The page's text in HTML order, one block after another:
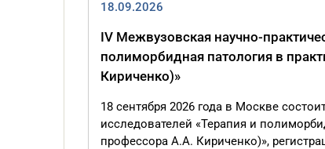
18.09.2026
IV Межвузовская научно-
полиморбидная патология в
Кириченко)»
18 сентября 2026 года в Москве
исследователей «Терапия и
профессора А.А. Кириченко)»,